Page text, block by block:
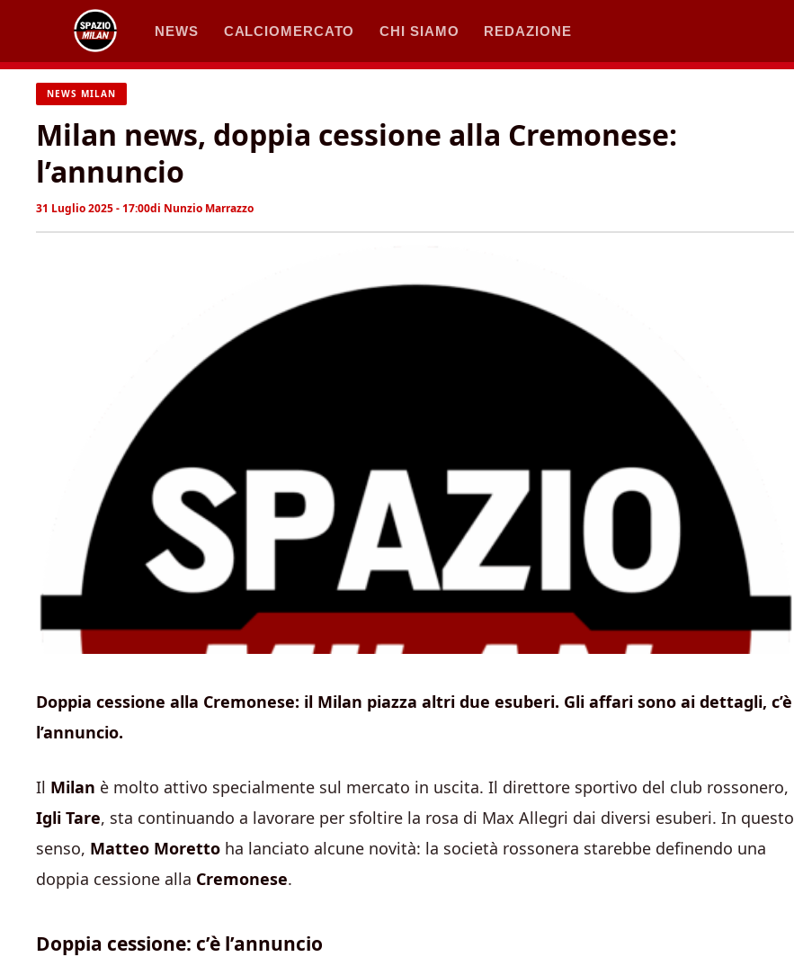
contenuto
NEWS CALCIOMERCATO CHI SIAMO REDAZIONE
NEWS MILAN
Milan news, doppia cessione alla Cremonese:
l’annuncio
31 Luglio 2025 - 17:00di Nunzio Marrazzo
Doppia cessione alla Cremonese: il Milan piazza altri due esuberi. Gli affari sono ai dettagli, c’è
l’annuncio.
Il Milan è molto attivo specialmente sul mercato in uscita. Il direttore sportivo del club rossonero,
Igli Tare, sta continuando a lavorare per sfoltire la rosa di Max Allegri dai diversi esuberi. In questo
senso, Matteo Moretto ha lanciato alcune novità: la società rossonera starebbe definendo una
doppia cessione alla Cremonese.
Doppia cessione: c’è l’annuncio